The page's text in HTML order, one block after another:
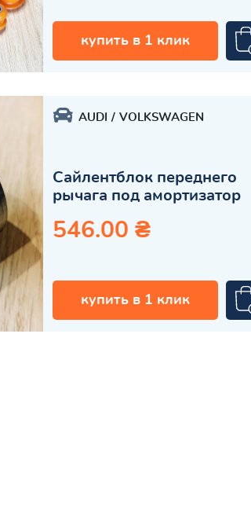
купить в 1 клик
AUDI VOLKSWAGEN
Сайлентблок переднего
рычага под амортизатор
546.00 ₴
купить в 1 клик